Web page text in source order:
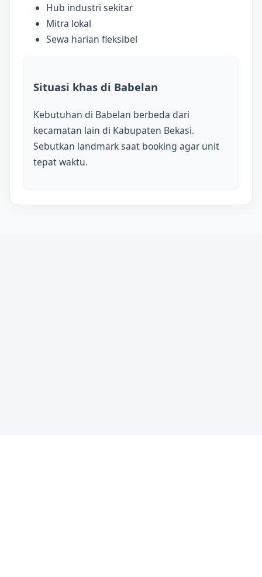
Hub industri sekitar
Mitra lokal
Sewa harian fleksibel
Situasi khas di Babelan
Kebutuhan di Babelan berbeda dari
kecamatan lain di Kabupaten Bekasi.
Sebutkan landmark saat booking agar unit
tepat waktu.